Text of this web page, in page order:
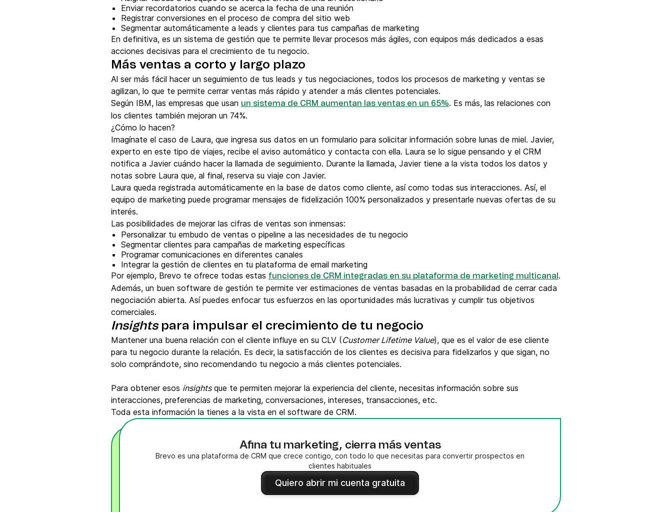
Enviar recordatorios cuando se acerca la fecha de una reunión
Registrar conversiones en el proceso de compra del sitio web
Segmentar automáticamente a leads y clientes para tus campañas de marketing
En definitiva, es un sistema de gestión que te permite llevar procesos más ágiles, con equipos más dedicados a esas
acciones decisivas para el crecimiento de tu negocio.
Más ventas a corto y largo plazo
Al ser más fácil hacer un seguimiento de tus leads y tus negociaciones, todos los procesos de marketing y ventas se
agilizan, lo que te permite cerrar ventas más rápido y atender a más clientes potenciales.
Según IBM, las empresas que usan un sistema de CRM aumentan las ventas en un 65%. Es más, las relaciones con
los clientes también mejoran un 74%.
¿Cómo lo hacen?
Imagínate el caso de Laura, que ingresa sus datos en un formulario para solicitar información sobre lunas de miel. Javier,
experto en este tipo de viajes, recibe el aviso automático y contacta con ella. Laura se lo sigue pensando y el CRM
notifica a Javier cuándo hacer la llamada de seguimiento. Durante la llamada, Javier tiene a la vista todos los datos y
notas sobre Laura que, al final, reserva su viaje con Javier.
Laura queda registrada automáticamente en la base de datos como cliente, así como todas sus interacciones. Así, el
equipo de marketing puede programar mensajes de fidelización 100% personalizados y presentarle nuevas ofertas de su
interés.
Las posibilidades de mejorar las cifras de ventas son inmensas:
Personalizar tu embudo de ventas o pipeline a las necesidades de tu negocio
Segmentar clientes para campañas de marketing específicas
Programar comunicaciones en diferentes canales
Integrar la gestión de clientes en tu plataforma de email marketing
Por ejemplo, Brevo te ofrece todas estas funciones de CRM integradas en su plataforma de marketing multicanal .
Además, un buen software de gestión te permite ver estimaciones de ventas basadas en la probabilidad de cerrar cada
negociación abierta. Así puedes enfocar tus esfuerzos en las oportunidades más lucrativas y cumplir tus objetivos
comerciales.
Insightspara impulsar el crecimiento de tu negocio
Mantener una buena relación con el cliente influye en su CLV (Customer Lifetime Value), que es el valor de ese cliente
para tu negocio durante la relación. Es decir, la satisfacción de los clientes es decisiva para fidelizarlos y que sigan, no
solo comprándote, sino recomendando tu negocio a más clientes potenciales.
Para obtener esos insightsque te permiten mejorar la experiencia del cliente, necesitas información sobre sus
interacciones, preferencias de marketing, conversaciones, intereses, transacciones, etc.
Toda esta información la tienes a la vista en el software de CRM.
Afina tu marketing, cierra más ventas
Brevo es una plataforma de CRM que crece contigo, con todo lo que necesitas para convertir prospectos en
clientes habituales
Quiero abrir mi cuenta gratuita